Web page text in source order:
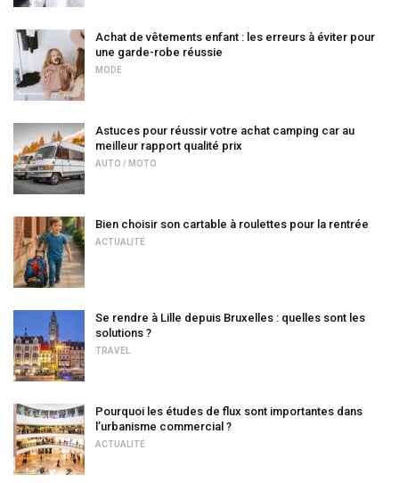
Achat de vêtements enfant : les erreurs à éviter pour
une garde-robe réussie
MODE
Astuces pour réussir votre achat camping car au
meilleur rapport qualité prix
AUTO / MOTO
Bien choisir son cartable à roulettes pour la rentrée
ACTUALITÉ
Se rendre à Lille depuis Bruxelles : quelles sont les
solutions ?
TRAVEL
Pourquoi les études de flux sont importantes dans
l’urbanisme commercial ?
ACTUALITÉ